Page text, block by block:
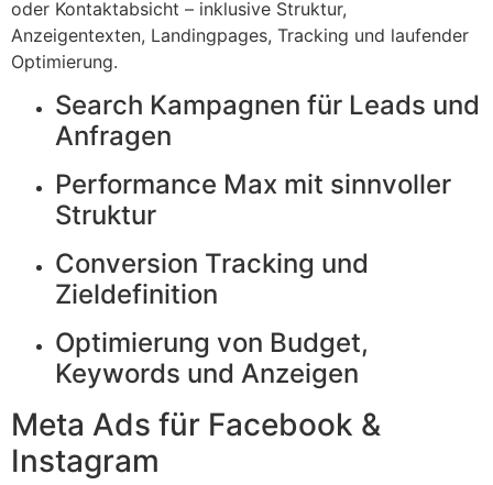
oder Kontaktabsicht – inklusive Struktur,
Anzeigentexten, Landingpages, Tracking und laufender
Optimierung.
Search Kampagnen für Leads und
Anfragen
Performance Max mit sinnvoller
Struktur
Conversion Tracking und
Zieldefinition
Optimierung von Budget,
Keywords und Anzeigen
Meta Ads für Facebook &
Instagram